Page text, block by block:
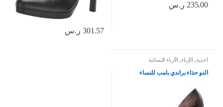
235.00 ر.س
301.57 ر.س
أحذية الأزياء الأزياء النسائية
الدو حذاء براندي بامب للنساء